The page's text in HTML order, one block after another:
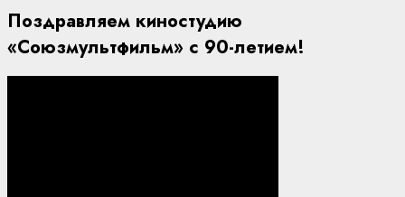
Поздравляем киностудию
«Союзмультфильм» с 90-летием!